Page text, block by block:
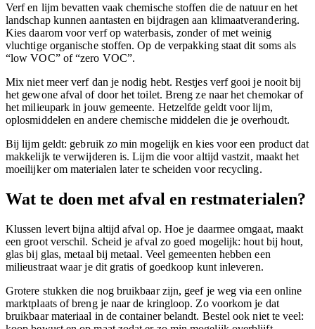
Verf en lijm bevatten vaak chemische stoffen die de natuur en het
landschap kunnen aantasten en bijdragen aan klimaatverandering.
Kies daarom voor verf op waterbasis, zonder of met weinig
vluchtige organische stoffen. Op de verpakking staat dit soms als
“low VOC” of “zero VOC”.
Mix niet meer verf dan je nodig hebt. Restjes verf gooi je nooit bij
het gewone afval of door het toilet. Breng ze naar het chemokar of
het milieupark in jouw gemeente. Hetzelfde geldt voor lijm,
oplosmiddelen en andere chemische middelen die je overhoudt.
Bij lijm geldt: gebruik zo min mogelijk en kies voor een product dat
makkelijk te verwijderen is. Lijm die voor altijd vastzit, maakt het
moeilijker om materialen later te scheiden voor recycling.
Wat te doen met afval en restmaterialen?
Klussen levert bijna altijd afval op. Hoe je daarmee omgaat, maakt
een groot verschil. Scheid je afval zo goed mogelijk: hout bij hout,
glas bij glas, metaal bij metaal. Veel gemeenten hebben een
milieustraat waar je dit gratis of goedkoop kunt inleveren.
Grotere stukken die nog bruikbaar zijn, geef je weg via een online
marktplaats of breng je naar de kringloop. Zo voorkom je dat
bruikbaar materiaal in de container belandt. Bestel ook niet te veel: